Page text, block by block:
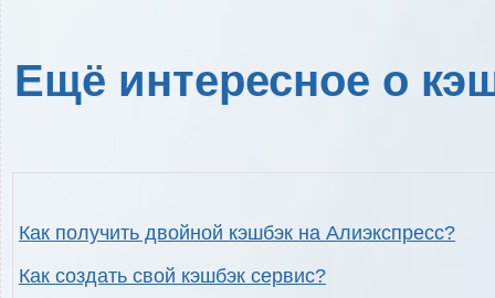
Ещё интересное о
Как получить двойной кэшбэк на Алиэкспресс?
Как создать свой кэшбэк сервис?